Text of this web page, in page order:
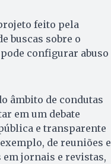
feito pela
buscas sobre o
configurar abuso
âmbito de condutas
em um debate
e transparente
de reuniões e
jornais e revistas,